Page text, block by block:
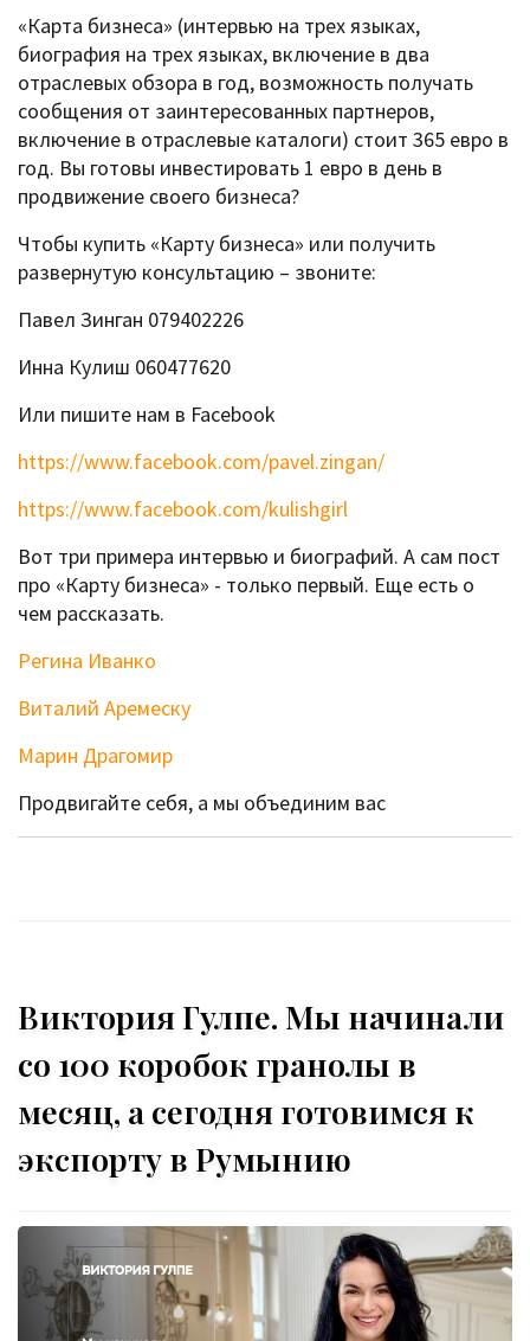
«Карта бизнеса» (интервью на трех языках,
биография на трех языках, включение в два
отраслевых обзора в год, возможность получать
сообщения от заинтересованных партнеров,
включение в отраслевые каталоги) стоит 365 евро в
год. Вы готовы инвестировать 1 евро в день в
продвижение своего бизнеса?
Чтобы купить «Карту бизнеса» или получить
развернутую консультацию – звоните:
Павел Зинган 079402226
Инна Кулиш 060477620
Или пишите нам в Facebook
https://www.facebook.com/pavel.zingan/
https://www.facebook.com/kulishgirl
Вот три примера интервью и биографий. А сам пост
про «Карту бизнеса» - только первый. Еще есть о
чем рассказать.
Регина Иванко
Виталий Аремеску
Марин Драгомир
Продвигайте себя, а мы объединим вас
Виктория Гулпе. Мы начинали
со 100 коробок гранолы в
месяц, а сегодня готовимся к
экспорту в Румынию